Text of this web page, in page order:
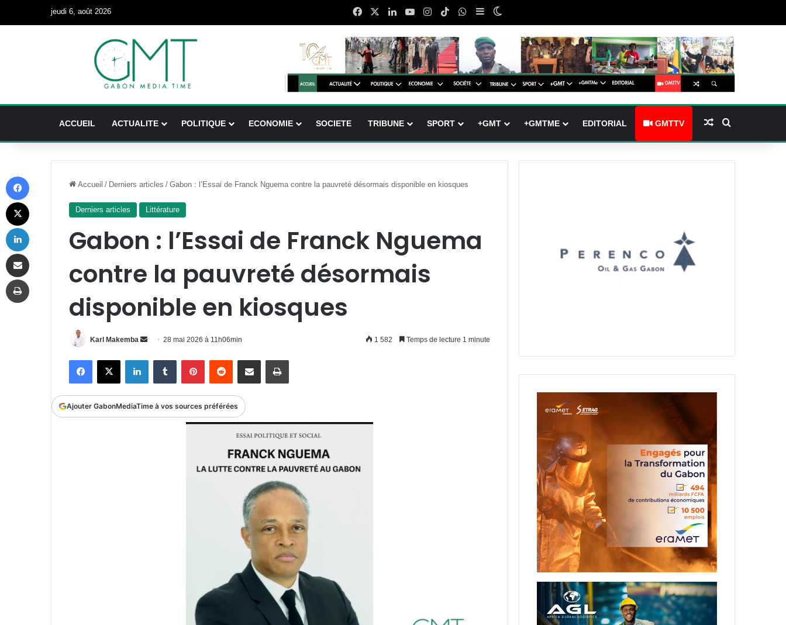
jeudi 6, août 2026 FacebookLinkedinYouTubeInstagram
TikTokWhatsApp
Sidebar (barre latérale)
ACCUEIL ACTUALITE POLITIQUE ECONOMIE SOCIETE TRIBUNE SPORT +GMT +GMTME EDITORIAL GMTTV Article Aléatoire
Accueil / Derniers articles / Gabon : l’Essai de Franck Nguema contre la pauvreté désormais disponible en kiosques
Derniers articles Littérature
Gabon : l’Essai de Franck Nguema
contre la pauvreté désormais
disponible en kiosques
Karl Makemba
Envoyer
courriel
28 mai 2026 à 11h06min 1 582 Temps de lecture 1 minute
FacebookX LinkedinTumblr PinterestReddit Partager par email Imprimer
Ajouter GabonMediaTime à vos sources préférées